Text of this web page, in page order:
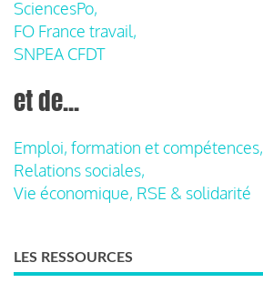
SciencesPo,
FO France travail,
SNPEA CFDT
et de...
Emploi, formation et compétences,
Relations sociales,
Vie économique, RSE & solidarité
LES RESSOURCES